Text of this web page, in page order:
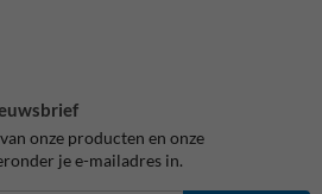
onze producten en onze
je e-mailadres in.